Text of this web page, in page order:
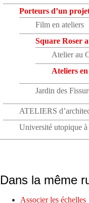
Porteurs d’un
Film en ateliers
Square Roser
Atelier au
Ateliers
Jardin des
ATELIERS
Université utopique
Dans la même
Associer les échelles